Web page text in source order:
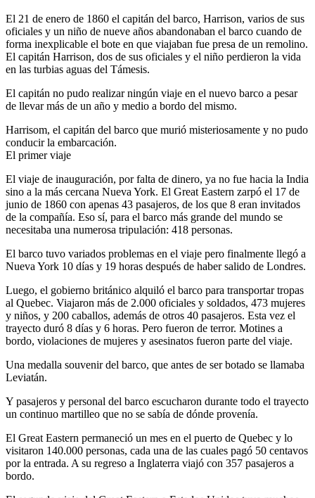
El 21 de enero de 1860 el capitán del barco, Harrison, varios de sus
oficiales y un niño de nueve años abandonaban el barco cuando de
forma inexplicable el bote en que viajaban fue presa de un remolino.
El capitán Harrison, dos de sus oficiales y el niño perdieron la vida
en las turbias aguas del Támesis.
El capitán no pudo realizar ningún viaje en el nuevo barco a pesar
de llevar más de un año y medio a bordo del mismo.
Harrisom, el capitán del barco que murió misteriosamente y no pudo
conducir la embarcación.
El primer viaje
El viaje de inauguración, por falta de dinero, ya no fue hacia la India
sino a la más cercana Nueva York. El Great Eastern zarpó el 17 de
junio de 1860 con apenas 43 pasajeros, de los que 8 eran invitados
de la compañía. Eso sí, para el barco más grande del mundo se
necesitaba una numerosa tripulación: 418 personas.
El barco tuvo variados problemas en el viaje pero finalmente llegó a
Nueva York 10 días y 19 horas después de haber salido de Londres.
Luego, el gobierno británico alquiló el barco para transportar tropas
al Quebec. Viajaron más de 2.000 oficiales y soldados, 473 mujeres
y niños, y 200 caballos, además de otros 40 pasajeros. Esta vez el
trayecto duró 8 días y 6 horas. Pero fueron de terror. Motines a
bordo, violaciones de mujeres y asesinatos fueron parte del viaje.
Una medalla souvenir del barco, que antes de ser botado se llamaba
Leviatán.
Y pasajeros y personal del barco escucharon durante todo el trayecto
un continuo martilleo que no se sabía de dónde provenía.
El Great Eastern permaneció un mes en el puerto de Quebec y lo
visitaron 140.000 personas, cada una de las cuales pagó 50 centavos
por la entrada. A su regreso a Inglaterra viajó con 357 pasajeros a
bordo.